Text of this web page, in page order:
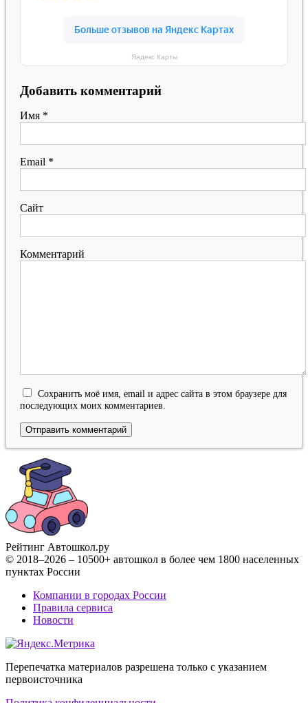
Яндекс Карты
Добавить комментарий
Имя *
Email *
Сайт
Комментарий
Сохранить моё имя, email и адрес сайта в этом браузере для
последующих моих комментариев.
Рейтинг Автошкол.ру
© 2018–2026 – 10500+ автошкол в более чем 1800 населенных
пунктах России
Компании в городах России
Правила сервиса
Новости
Перепечатка материалов разрешена только с указанием
первоисточника